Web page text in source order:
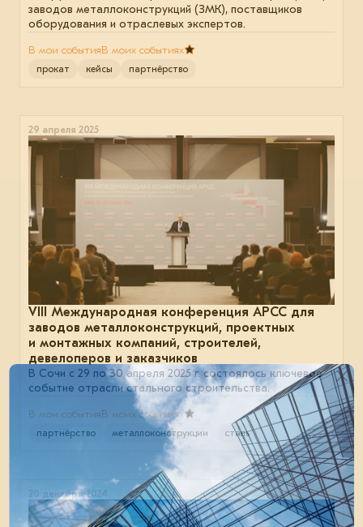
заводов металлоконструкций (ЗМК), поставщиков
оборудования и отраслевых экспертов.
В мои событияВ моих событиях
прокат кейсы партнёрство
29 апреля 2025
VIII Международная конференция АРСС для
заводов металлоконструкций, проектных
и монтажных компаний, строителей,
девелоперов и заказчиков
В Сочи с 29 по 30 апреля 2025 г. состоялось ключевое
событие отрасли стального строительства.
В мои событияВ моих событиях
партнёрство металлоконструкции сталь
20 декабря 2024